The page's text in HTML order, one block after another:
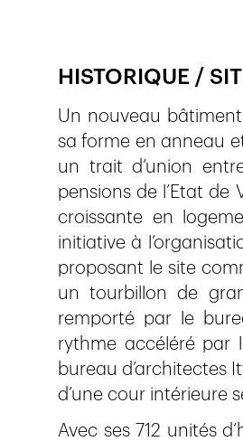
HISTORIQUE /
Un nouveau
sa forme en anneau
un trait d’union
pensions de l’Etat
croissante en
initiative à
proposant le site
un tourbillon de
remporté par le
rythme accéléré par
bureau d’architectes
d’une cour intérieure
Avec ses 712 unités